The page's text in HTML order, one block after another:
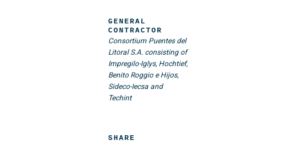
GENERAL
CONTRACTOR
Consortium Puentes del
Litoral S.A. consisting of
Impregilo-Iglys, Hochtief,
Benito Roggio e Hijos,
Sideco-Iecsa and
Techint
SHARE